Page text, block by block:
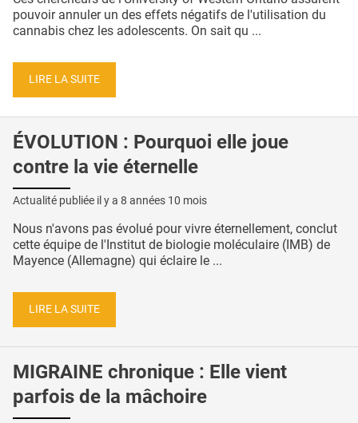
pouvoir annuler un des effets négatifs de l'utilisation du
cannabis chez les adolescents. On sait qu ...
LIRE LA SUITE
ÉVOLUTION : Pourquoi elle joue
contre la vie éternelle
Actualité publiée il y a 8 années 10 mois
Nous n'avons pas évolué pour vivre éternellement, conclut
cette équipe de l'Institut de biologie moléculaire (IMB) de
Mayence (Allemagne) qui éclaire le ...
LIRE LA SUITE
MIGRAINE chronique : Elle vient
parfois de la mâchoire